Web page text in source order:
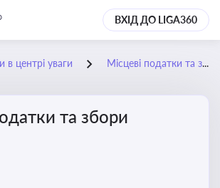
ВХІД ДО LIGA360
в центрі уваги Місцеві податки та збори
та збори